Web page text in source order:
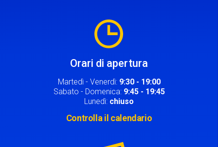
Orari di apertura
Martedì - Venerdì: 9:30 - 19:00
Sabato - Domenica: 9:45 - 19:45
Lunedì: chiuso
Controlla il calendario